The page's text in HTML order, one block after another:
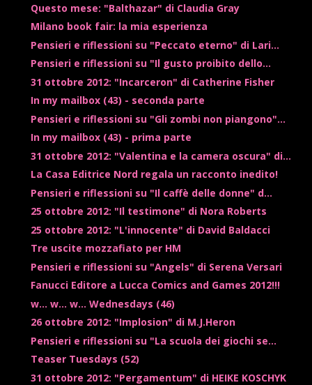
Questo mese: "Balthazar" di Claudia Gray
Milano book fair: la mia esperienza
Pensieri e riflessioni su "Peccato eterno" di Lari...
Pensieri e riflessioni su "Il gusto proibito dello...
31 ottobre 2012: "Incarceron" di Catherine Fisher
In my mailbox (43) - seconda parte
Pensieri e riflessioni su "Gli zombi non piangono"...
In my mailbox (43) - prima parte
31 ottobre 2012: "Valentina e la camera oscura" di...
La Casa Editrice Nord regala un racconto inedito!
Pensieri e riflessioni su "Il caffè delle donne" d...
25 ottobre 2012: "Il testimone" di Nora Roberts
25 ottobre 2012: "L'innocente" di David Baldacci
Tre uscite mozzafiato per HM
Pensieri e riflessioni su "Angels" di Serena Versari
Fanucci Editore a Lucca Comics and Games 2012!!!
w... w... w... Wednesdays (46)
26 ottobre 2012: "Implosion" di M.J.Heron
Pensieri e riflessioni su "La scuola dei giochi se...
Teaser Tuesdays (52)
31 ottobre 2012: "Pergamentum" di HEIKE KOSCHYK